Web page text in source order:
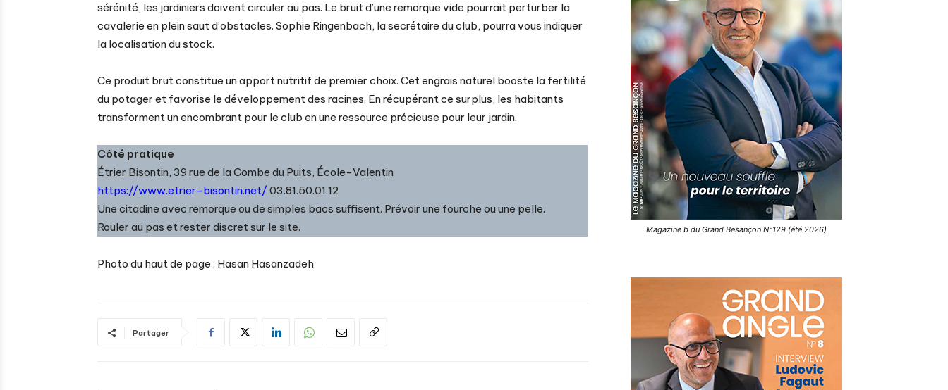
sérénité, les jardiniers doivent circuler au pas. Le bruit d’une remorque vide pourrait perturber la
cavalerie en plein saut d’obstacles. Sophie Ringenbach, la secrétaire du club, pourra vous indiquer
la localisation du stock.
Ce produit brut constitue un apport nutritif de premier choix. Cet engrais naturel booste la fertilité
du potager et favorise le développement des racines. En récupérant ce surplus, les habitants
transforment un encombrant pour le club en une ressource précieuse pour leur jardin.
Côté pratique
Étrier Bisontin, 39 rue de la Combe du Puits, École-Valentin
https://www.etrier-bisontin.net/ 03.81.50.01.12
Une citadine avec remorque ou de simples bacs suffisent. Prévoir une fourche ou une pelle.
Rouler au pas et rester discret sur le site.
Photo du haut de page : Hasan Hasanzadeh
Partager
Magazine b du Grand Besançon N°129 (été 2026)